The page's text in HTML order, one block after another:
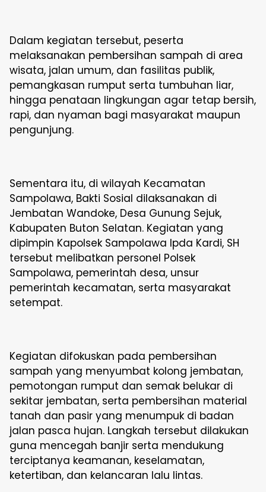
Dalam kegiatan tersebut, peserta
melaksanakan pembersihan sampah di area
wisata, jalan umum, dan fasilitas publik,
pemangkasan rumput serta tumbuhan liar,
hingga penataan lingkungan agar tetap bersih,
rapi, dan nyaman bagi masyarakat maupun
pengunjung.
Sementara itu, di wilayah Kecamatan
Sampolawa, Bakti Sosial dilaksanakan di
Jembatan Wandoke, Desa Gunung Sejuk,
Kabupaten Buton Selatan. Kegiatan yang
dipimpin Kapolsek Sampolawa Ipda Kardi, SH
tersebut melibatkan personel Polsek
Sampolawa, pemerintah desa, unsur
pemerintah kecamatan, serta masyarakat
setempat.
Kegiatan difokuskan pada pembersihan
sampah yang menyumbat kolong jembatan,
pemotongan rumput dan semak belukar di
sekitar jembatan, serta pembersihan material
tanah dan pasir yang menumpuk di badan
jalan pasca hujan. Langkah tersebut dilakukan
guna mencegah banjir serta mendukung
terciptanya keamanan, keselamatan,
ketertiban, dan kelancaran lalu lintas.